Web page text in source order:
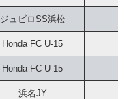
ジュビロSS浜松
Honda FC U-15
Honda FC U-15
浜名JY